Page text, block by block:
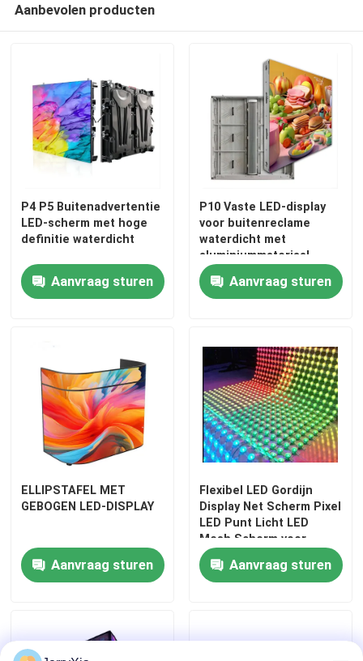
Huis
Video's
Aanbevolen producten
P4 P5 Buitenadvertentie
LED-scherm met hoge
definitie waterdicht
Aanvraag sturen
P10 Vaste LED-display
voor buitenreclame
waterdicht met
aluminiummateriaal
Aanvraag sturen
ELLIPSTAFEL MET
GEBOGEN LED-DISPLAY
Aanvraag sturen
Flexibel LED Gordijn
Display Net Scherm Pixel
LED Punt Licht LED
Mesh Scherm voor
Media Gevel
Aanvraag sturen